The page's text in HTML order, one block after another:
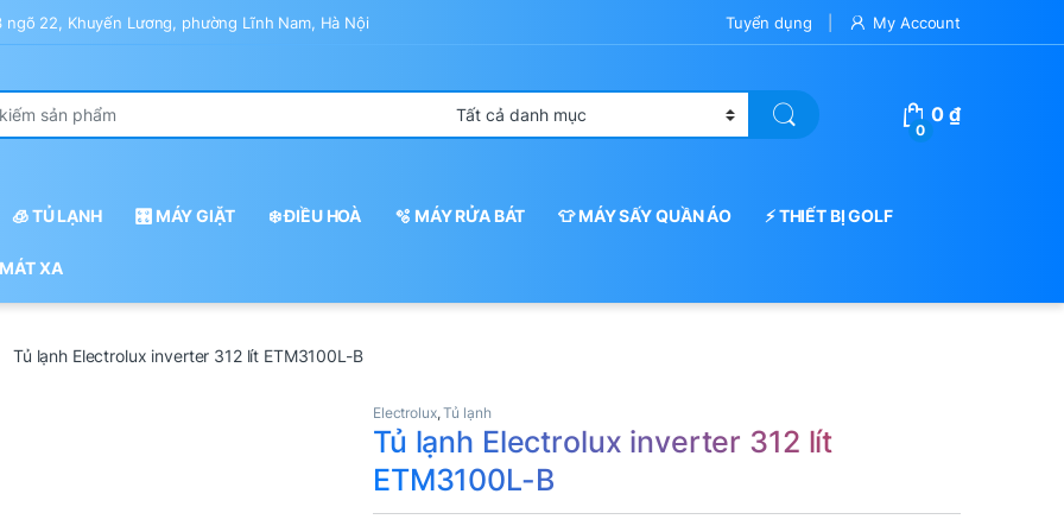
ngõ 22, Khuyến Lương, phường Lĩnh Nam, Hà Nội Tuyển dụng My Account
0
0₫
🧊 TỦ LẠNH 🎛️ MÁY GIẶT ❄️ ĐIỀU HOÀ 🫧 MÁY RỬA BÁT 👕 MÁY SẤY QUẦN ÁO ⚡ THIẾT BỊ GOLF
XA
Tủ lạnh Electrolux inverter 312 lít ETM3100L-B
Electrolux,Tủ lạnh
Tủ lạnh Electrolux inverter 312 lít
ETM3100L-B